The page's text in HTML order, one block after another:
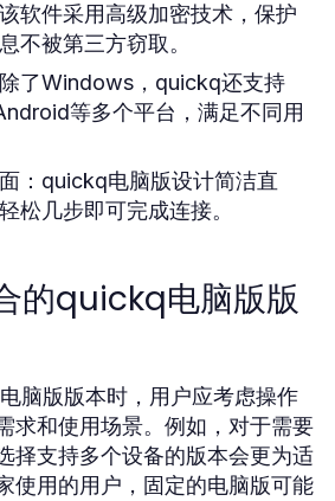
该软件采用高级加密技术，保护
不被第三方窃取。
除了Windows，quickq还支持
等多个平台，满足不同用
： quickq电脑版设计简洁直
松几步即可完成连接。
的quickq电脑版版
脑版版本时，用户应考虑操作
求和使用场景。例如，对于需要
择支持多个设备的版本会更为适
使用的用户，固定的电脑版可能